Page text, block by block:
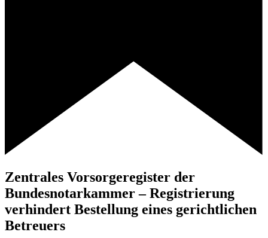
Zentrales Vorsorgeregister der
Bundesnotarkammer – Registrierung
verhindert Bestellung eines gerichtlichen
Betreuers